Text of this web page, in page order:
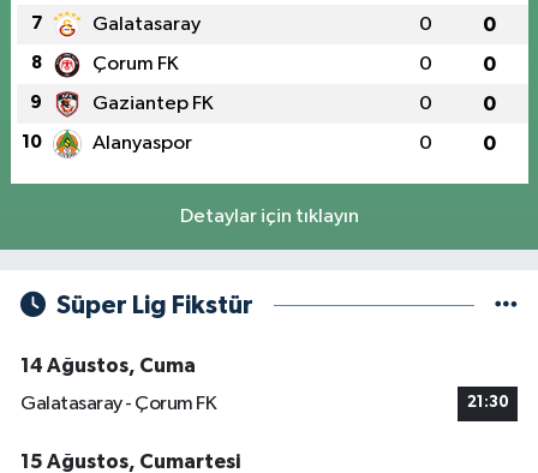
7 Galatasaray 0 0
8 Çorum FK 0 0
9 Gaziantep FK 0 0
10 Alanyaspor 0 0
Detaylar için tıklayın
Süper Lig Fikstür
14 Ağustos, Cuma
Galatasaray - Çorum FK
21:30
15 Ağustos, Cumartesi